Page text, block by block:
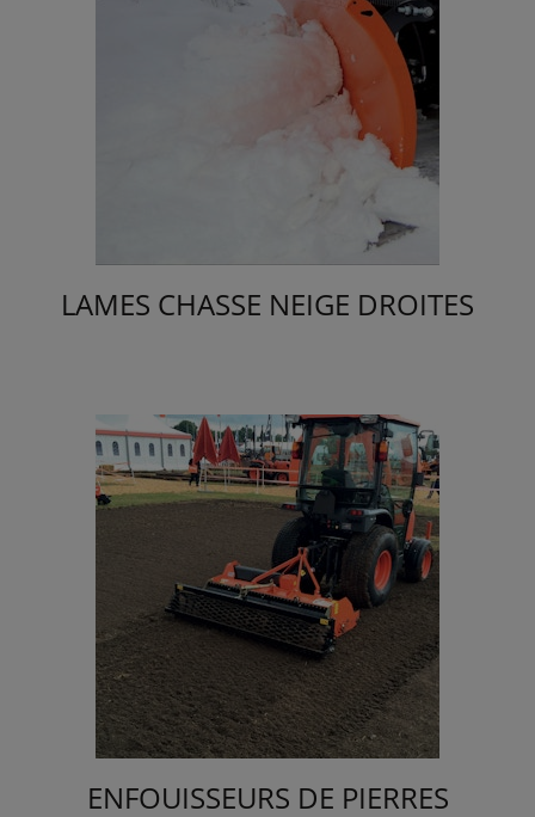
LAMES CHASSE NEIGE DROITES
ENFOUISSEURS DE PIERRES